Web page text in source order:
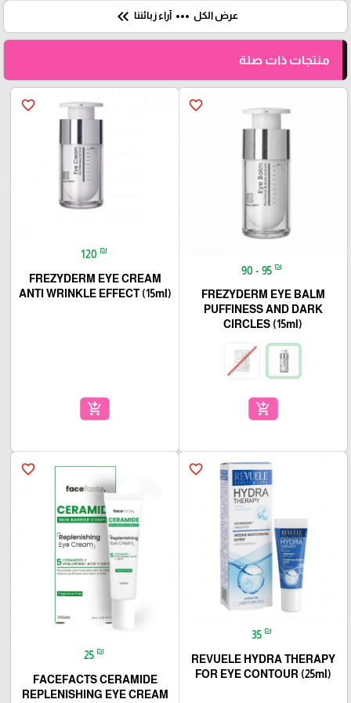
عرض الكل more_horiz آراء زبائننا keyboard_double_arrow_left
منتجات ذات صلة
favorite_border
90 - 95 ₪
FREZYDERM EYE BALM
PUFFINESS AND DARK
CIRCLES (15ml)
add_shopping_cart
favorite_border
120 ₪
FREZYDERM EYE CREAM
ANTI WRINKLE EFFECT (15ml)
add_shopping_cart
favorite_border
35 ₪
REVUELE HYDRA THERAPY
FOR EYE CONTOUR (25ml)
favorite_border
25 ₪
FACEFACTS CERAMIDE
REPLENISHING EYE CREAM